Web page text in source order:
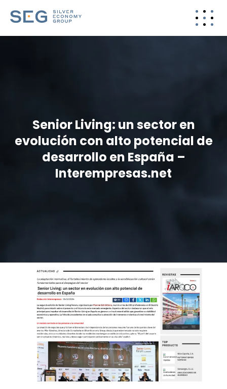
Senior Living: un sector en
evolución con alto potencial de
desarrollo en España –
Interempresas.net